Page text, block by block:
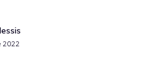
2022